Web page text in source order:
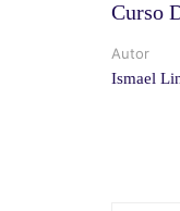
Curso
Autor
Ismael